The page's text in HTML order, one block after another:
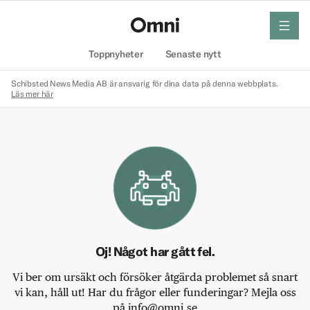
Toppnyheter Senaste nytt
meny
Schibsted News Media AB är ansvarig för dina data på denna webbplats.
Läs mer här
Oj! Något har gått fel.
Vi ber om ursäkt och försöker åtgärda problemet så snart
vi kan, håll ut! Har du frågor eller funderingar? Mejla oss